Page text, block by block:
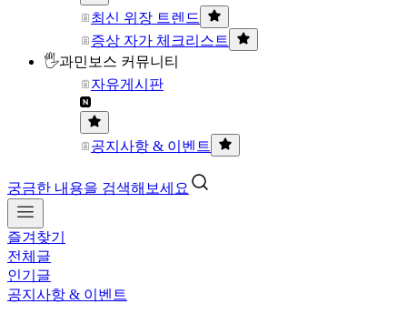
최신 위장 트렌드
증상 자가 체크리스트
🖐과민보스 커뮤니티
자유게시판
공지사항 & 이벤트
궁금한 내용을 검색해보세요
즐겨찾기
전체글
인기글
공지사항 & 이벤트